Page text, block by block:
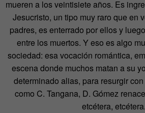
mueren a los veintisiete años. Es
Jesucristo, un tipo muy raro que en
padres, es enterrado por ellos y
entre los muertos. Y eso es algo
sociedad: esa vocación romántica,
escena donde muchos matan a su
determinado alias, para resurgir
como C. Tangana, D. Gómez
etcétera, etcétera.